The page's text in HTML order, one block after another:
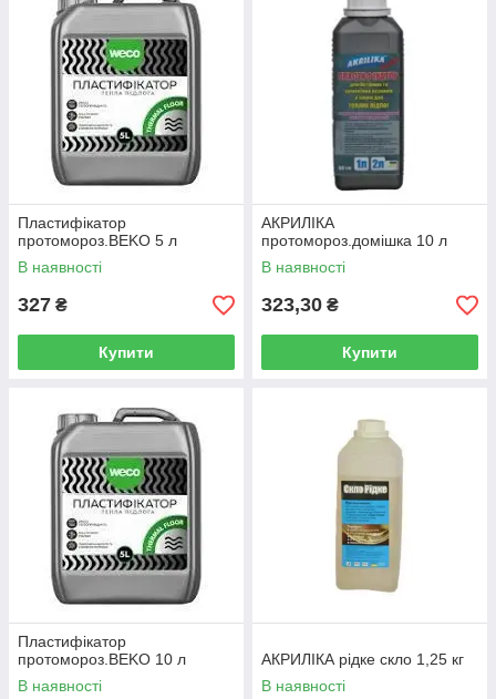
Пластифікатор
протомороз.BEKO 5 л
В наявності
327 ₴
Купити
АКРИЛІКА
протомороз.домішка 10 л
В наявності
323,30 ₴
Купити
Пластифікатор
протомороз.BEKO 10 л
В наявності
АКРИЛІКА рідке скло 1,25 кг
В наявності